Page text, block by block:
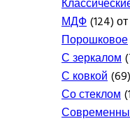
МДФ(124)
Порошковое
С зеркалом
С ковкой
Со стеклом